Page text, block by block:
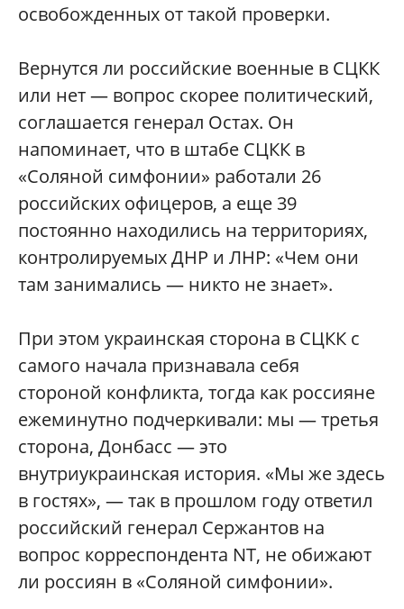
освобожденных от такой проверки.
Вернутся ли российские военные в СЦКК
или нет — вопрос скорее политический,
соглашается генерал Остах. Он
напоминает, что в штабе СЦКК в
«Соляной симфонии» работали 26
российских офицеров, а еще 39
постоянно находились на территориях,
контролируемых ДНР и ЛНР: «Чем они
там занимались — никто не знает».
При этом украинская сторона в СЦКК с
самого начала признавала себя
стороной конфликта, тогда как россияне
ежеминутно подчеркивали: мы — третья
сторона, Донбасс — это
внутриукраинская история. «Мы же здесь
в гостях», — так в прошлом году ответил
российский генерал Сержантов на
вопрос корреспондента NT, не обижают
ли россиян в «Соляной симфонии».